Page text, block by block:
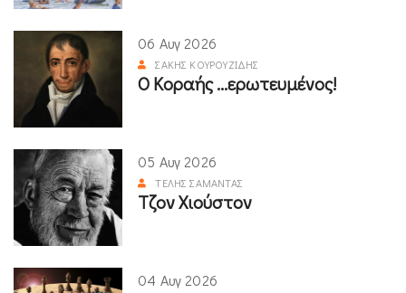
06 Αυγ 2026
ΣΆΚΗΣ ΚΟΥΡΟΥΖΊΔΗΣ
Ο Κοραής ...ερωτευμένος!
05 Αυγ 2026
ΤΈΛΗΣ ΣΑΜΑΝΤΆΣ
Τζον Χιούστον
04 Αυγ 2026